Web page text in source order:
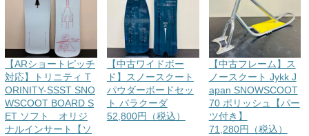
【ARショートピッチ
対応】トリニティ T
ORINITY-SSST SNO
WSCOOT BOARD S
ET ソフト オリジ
ナルインサート【ソ
【中古ワイドボー
ド】スノースクート
パウダーボードセッ
ト バラクーダ
52,800円（税込）
【中古フレーム】ス
ノースクート Jykk J
apan SNOWSCOOT
70 ポリッシュ【パー
ツ付き】
71,280円（税込）